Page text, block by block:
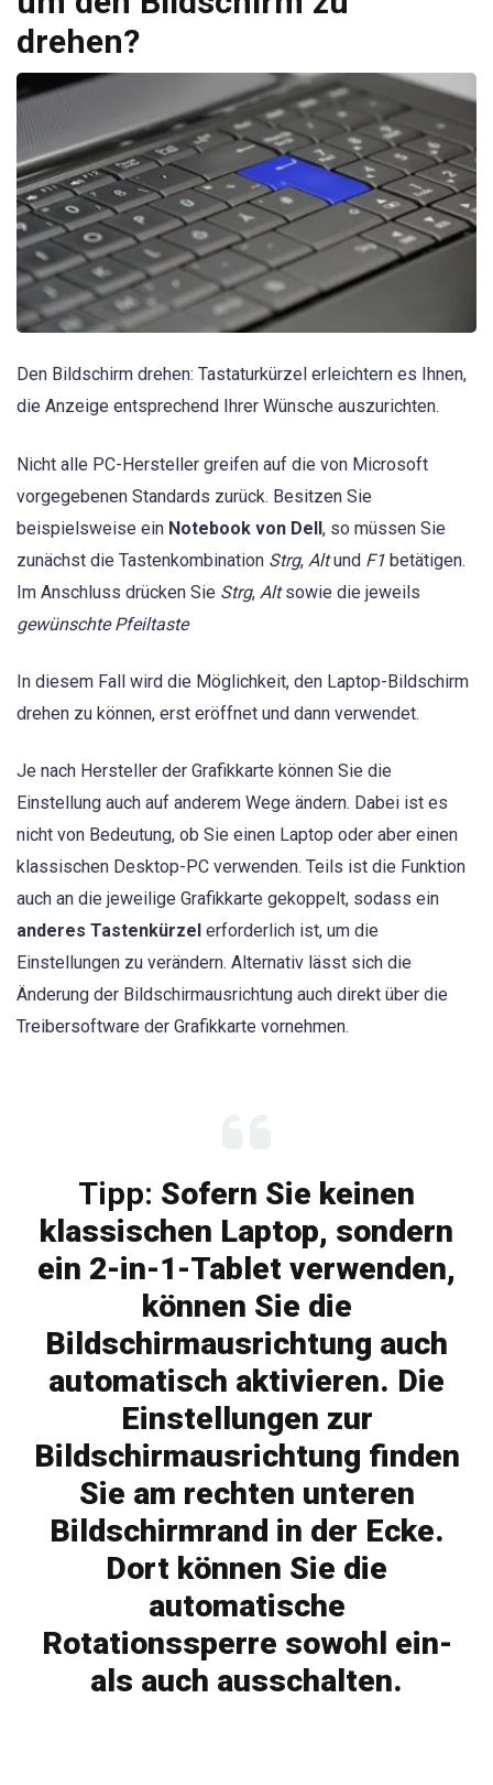
drehen?
Den Bildschirm drehen: Tastaturkürzel erleichtern es Ihnen,
die Anzeige entsprechend Ihrer Wünsche auszurichten.
Nicht alle PC-Hersteller greifen auf die von Microsoft
vorgegebenen Standards zurück. Besitzen Sie
beispielsweise ein Notebook von Dell, so müssen Sie
zunächst die Tastenkombination Strg, Altund F1 betätigen.
Im Anschluss drücken Sie Strg, Altsowie die jeweils
gewünschte Pfeiltaste
In diesem Fall wird die Möglichkeit, den Laptop-Bildschirm
drehen zu können, erst eröffnet und dann verwendet.
Je nach Hersteller der Grafikkarte können Sie die
Einstellung auch auf anderem Wege ändern. Dabei ist es
nicht von Bedeutung, ob Sie einen Laptop oder aber einen
klassischen Desktop-PC verwenden. Teils ist die Funktion
auch an die jeweilige Grafikkarte gekoppelt, sodass ein
anderes Tastenkürzel erforderlich ist, um die
Einstellungen zu verändern. Alternativ lässt sich die
Änderung der Bildschirmausrichtung auch direkt über die
Treibersoftware der Grafikkarte vornehmen.
Tipp: Sofern Sie keinen
klassischen Laptop, sondern
ein 2-in-1-Tablet verwenden,
können Sie die
Bildschirmausrichtung auch
automatisch aktivieren. Die
Einstellungen zur
Bildschirmausrichtung finden
Sie am rechten unteren
Bildschirmrand in der Ecke.
Dort können Sie die
automatische
Rotationssperre sowohl ein-
als auch ausschalten.